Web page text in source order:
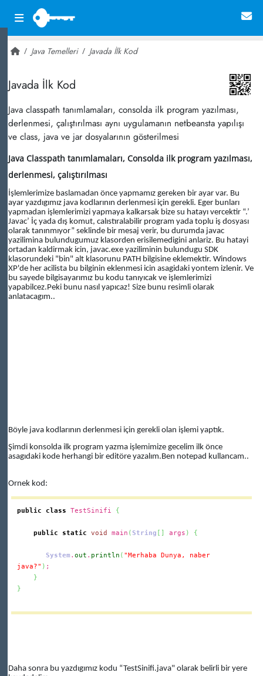
Java Temelleri Javada İlk Kod
Javada İlk Kod
Java classpath tanımlamaları, consolda ilk program yazılması,
derlenmesi, çalıştırılması aynı uygulamanın netbeansta yapılışı
ve class, java ve jar dosyalarının gösterilmesi
Java Classpath tanımlamaları, Consolda ilk program yazılması,
derlenmesi, çalıştırılması
İşlemlerimize baslamadan önce yapmamız gereken bir ayar var. Bu
ayar yazdıgımız java kodlarının derlenmesi için gerekli. Eger bunları
yapmadan işlemlerimizi yapmaya kalkarsak bize su hatayı vercektir “.’
Javac’ İç yada dış komut, calıstıralabilir program yada toplu iş dosyası
olarak tanınmıyor” seklinde bir mesaj verir, bu durumda javac
yazilimina bulundugumuz klasorden erisilemedigini anlariz. Bu hatayi
ortadan kaldirmak icin, javac.exe yaziliminin bulundugu SDK
klasorundeki "bin" alt klasorunu PATH bilgisine eklemektir. Windows
XP'de her acilista bu bilginin eklenmesi icin asagidaki yontem izlenir. Ve
bu sayede bilgisayarımız bu kodu tanıyıcak ve işlemlerimizi
yapabilcez.Peki bunu nasıl yapıcaz! Size bunu resimli olarak
anlatacagım..
Böyle java kodlarının derlenmesi için gerekli olan işlemi yaptık.
Şimdi konsolda ilk program yazma işlemimize gecelim ilk önce
asagıdaki kode herhangi bir editöre yazalım.Ben notepad kullancam..
Ornek kod:
public class TestSinifi {
public static void main ( String [ ] args ) {
System . out . println ( "Merhaba Dunya, naber
java?" ) ;
}
}
Daha sonra bu yazdıgımız kodu “TestSinifi.java" olarak belirli bir yere